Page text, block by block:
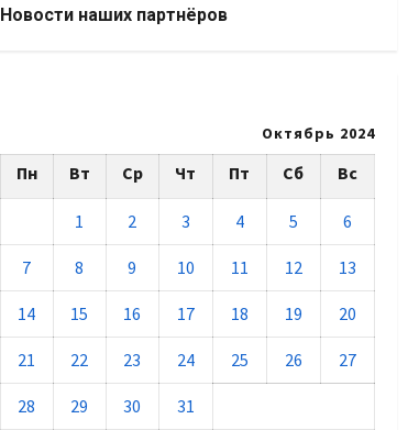
Новости наших партнёров
Октябрь 2024
Пн Вт Ср Чт Пт Сб Вс
1 2 3 4 5 6
7 8 9 10 11 12 13
14 15 16 17 18 19 20
21 22 23 24 25 26 27
28 29 30
31